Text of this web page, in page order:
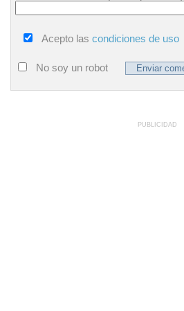
Acepto las condiciones de uso
No soy un robot
PUBLICIDAD